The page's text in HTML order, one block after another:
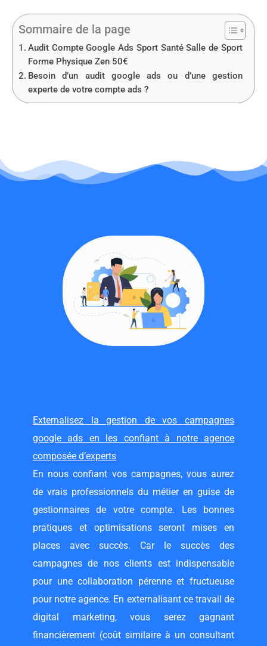
Sommaire de la page
Audit Compte Google Ads Sport Santé Salle de Sport
Forme Physique Zen 50€
Besoin d’un audit google ads ou d’une gestion
experte de votre compte ads ?
Externalisez la gestion de vos campagnes
google ads en les confiant à notre agence
composée d’experts
En nous confiant vos campagnes, vous aurez
de vrais professionnels du métier en guise de
gestionnaires de votre compte. Les bonnes
pratiques et optimisations seront mises en
places avec succès. Car le succès des
campagnes de nos clients est indispensable
pour une collaboration pérenne et fructueuse
pour notre agence. En externalisant ce travail de
digital marketing, vous serez gagnant
financièrement (coût similaire à un consultant